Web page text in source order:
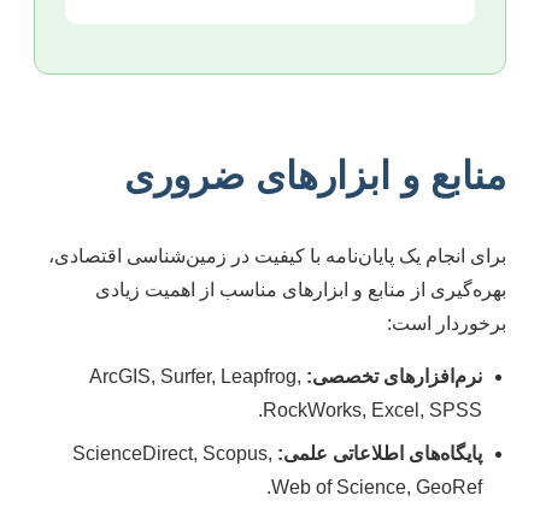
منابع و ابزارهای ضروری
برای انجام یک پایان‌نامه با کیفیت در زمین‌شناسی اقتصادی،
بهره‌گیری از منابع و ابزارهای مناسب از اهمیت زیادی
برخوردار است:
نرم‌افزارهای تخصصی: ArcGIS, Surfer, Leapfrog,
RockWorks, Excel, SPSS.
پایگاه‌های اطلاعاتی علمی: ScienceDirect, Scopus,
Web of Science, GeoRef.